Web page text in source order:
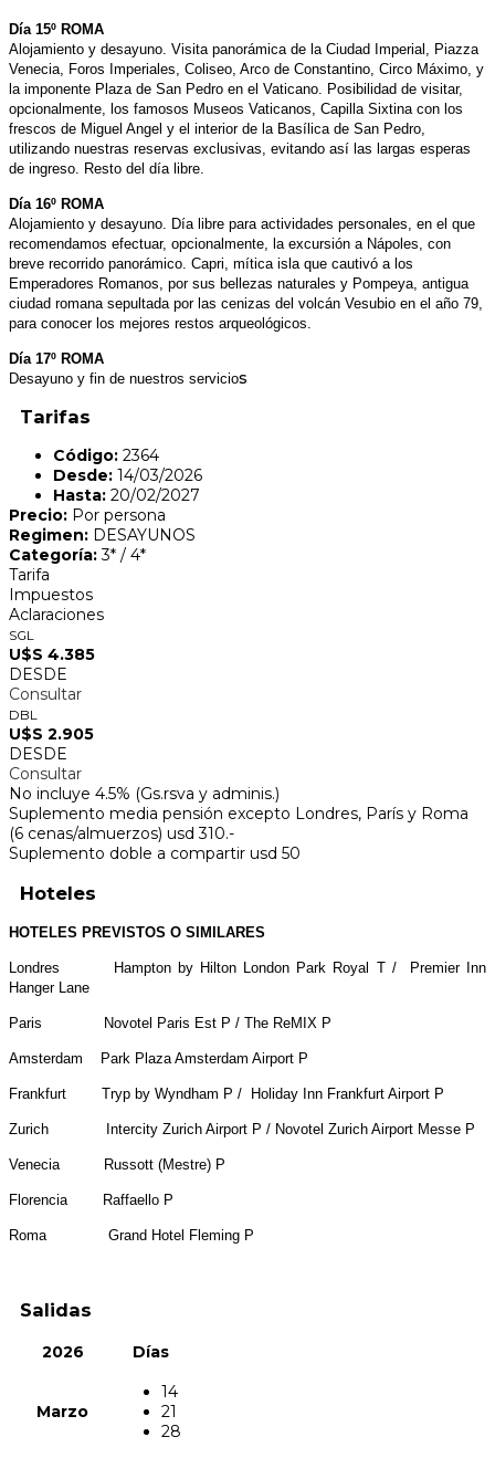
Día 15º ROMA
Alojamiento y desayuno. Visita panorámica de la Ciudad Imperial, Piazza
Venecia, Foros Imperiales, Coliseo, Arco de Constantino, Circo Máximo, y
la imponente Plaza de San Pedro en el Vaticano. Posibilidad de visitar,
opcionalmente, los famosos Museos Vaticanos, Capilla Sixtina con los
frescos de Miguel Angel y el interior de la Basílica de San Pedro,
utilizando nuestras reservas exclusivas, evitando así las largas esperas
de ingreso. Resto del día libre.
Día 16º ROMA
Alojamiento y desayuno. Día libre para actividades personales, en el que
recomendamos efectuar, opcionalmente, la excursión a Nápoles, con
breve recorrido panorámico. Capri, mítica isla que cautivó a los
Emperadores Romanos, por sus bellezas naturales y Pompeya, antigua
ciudad romana sepultada por las cenizas del volcán Vesubio en el año 79,
para conocer los mejores restos arqueológicos.
Día 17º ROMA
Desayuno y fin de nuestros servicios
Tarifas
Código: 2364
Desde: 14/03/2026
Hasta: 20/02/2027
Precio: Por persona
Regimen: DESAYUNOS
Categoría:3* / 4*
Tarifa
Impuestos
Aclaraciones
SGL
U$S 4.385
DESDE
Consultar
DBL
U$S 2.905
DESDE
Consultar
No incluye 4.5% (Gs.rsva y adminis.)
Suplemento media pensión excepto Londres, París y Roma
(6 cenas/almuerzos) usd 310.-
Suplemento doble a compartir usd 50
Hoteles
HOTELES PREVISTOS O SIMILARES
Londres Hampton by Hilton London Park Royal T / Premier Inn
Hanger Lane
Paris Novotel Paris Est P / The ReMIX P
Amsterdam Park Plaza Amsterdam Airport P
Frankfurt Tryp by Wyndham P / Holiday Inn Frankfurt Airport P
Zurich Intercity Zurich Airport P / Novotel Zurich Airport Messe P
Venecia Russott (Mestre) P
Florencia Raffaello P
Roma Grand Hotel Fleming P
Salidas
2026 Días
Marzo
14
21
28